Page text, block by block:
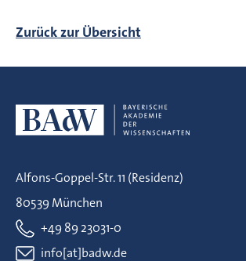
Zurück zur Übersicht
Alfons-Goppel-Str. 11 (Residenz)
80539 München
+49 89 23031-0
info[at]badw.de